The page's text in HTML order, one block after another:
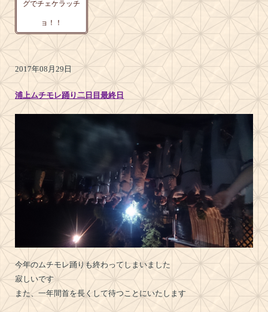
グでチェケラッチ
ョ！！
2017年08月29日
浦上ムチモレ踊り二日目最終日
今年のムチモレ踊りも終わってしまいました
寂しいです
また、一年間首を長くして待つことにいたします